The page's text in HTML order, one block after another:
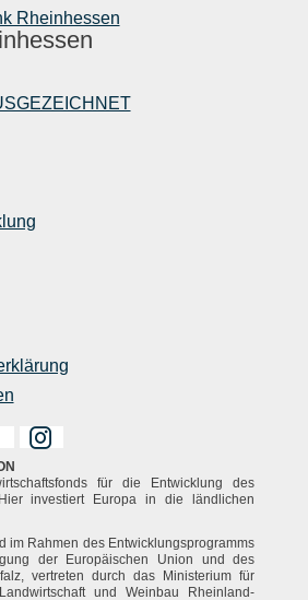
Rheinhessen
für die Entwicklung des
investiert Europa in die ländlichen
im Rahmen des Entwicklungsprogramms
der Europäischen Union und des
vertreten durch das Ministerium für
und Weinbau Rheinland-